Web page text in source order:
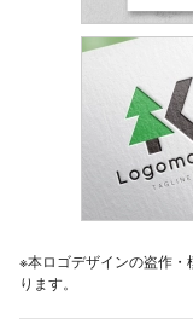
※本ロゴデザインの盗作
ります。